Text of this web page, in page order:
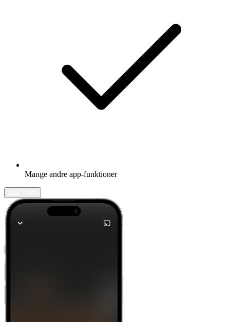
Mange andre app-funktioner